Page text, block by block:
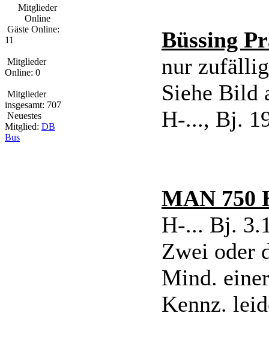
Mitglieder
Online
Gäste Online:
11
Mitglieder
Online: 0
Mitglieder
insgesamt: 707
Neuestes
Mitglied: DB
Bus
Büssing
nur
Siehe Bild
H-..., Bj.
MAN 750
H-... Bj.
Zwei oder
Mind.
Kennz.